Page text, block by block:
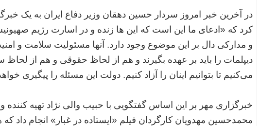
در آخرین خبر امروز سردار حسین دهقان وزیر دفاع ایران به یک
کرد که «ادعای ما این است که این ها زنده و در اسارت رژیم
و مدارکی دال بر این موضوع وجود دارد. آنها مسئولیت سلامت و
دیپلمات را باید بر عهده بگیرند و هم از لحاظ حقوقی و هم از لحاظ
می‌کنیم تا بتوانیم اینان را آزاد کنیم. دولت این مسئله را پیگیری
خبرگزاری مهر بر این اساس گفتگویی با حبیب والی نژاد تهیه کننده و
محمدحسین مهدویان کارگردان فیلم «ایستاده در غبار» انجام داد که